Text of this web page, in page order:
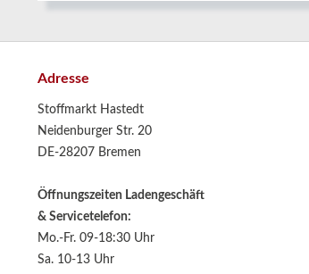
Adresse
Stoffmarkt Hastedt
Neidenburger Str. 20
DE-28207 Bremen
Öffnungszeiten Ladengeschäft
& Servicetelefon:
Mo.-Fr. 09-18:30 Uhr
Sa. 10-13 Uhr